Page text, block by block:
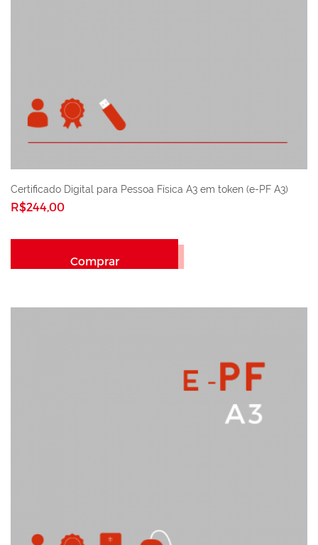
Certificado Digital para Pessoa Física A3 em token (e-PF A3)
R$244,00
Comprar